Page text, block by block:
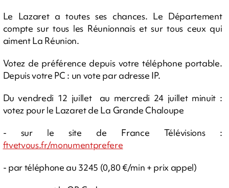
Le Lazaret a toutes ses chances. Le Département
compte sur tous les Réunionnais et sur tous ceux qui
aiment La Réunion.
Votez de préférence depuis votre téléphone portable.
Depuis votre PC : un vote par adresse IP.
Du vendredi 12 juillet au mercredi 24 juillet minuit :
votez pour le Lazaret de La Grande Chaloupe
- sur le site de France Télévisions :
ftvetvous.fr/monumentprefere
- par téléphone au 3245 (0,80 €/min + prix appel)